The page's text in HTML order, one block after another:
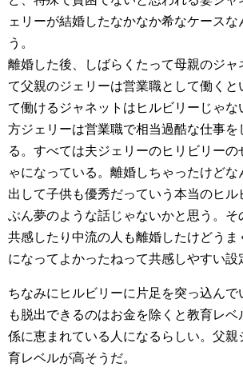
ェリーが結婚したなかなか希なケースな
う。
離婚した後、しばらくたって母親のジャ
て父親のジェリーは営業職として働くと
て働けるジャネットはヒルビリーじゃな
方ジェリーは営業職で相当過酷な仕事を
る。すべては夫ジェリーのヒリビリーの
ゃになっている。離婚しちゃったけど
出して子供も優秀だっていう本当のヒル
ぶん夢のような話じゃないかと思う。そ
共感したり中流の人も離婚したけどうま
になってよかったねって共感しやすい設
ちなみにヒルビリーに片足を突っ込んで
も脱出できるのはお金を除くと教育レベ
係に恵まれている人になるらしい。父親
育レベルが高そうだ。